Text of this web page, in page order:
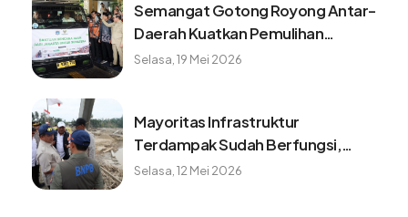
Tangki BBM Hampir Kosong Bisa
Merusak Kendaran, Benarkah?
Minggu, 9 Agustus 2026
Benarkah minum kopi setiap pagi
baik untuk kesehatan? ini faktanya
Minggu, 9 Agustus 2026